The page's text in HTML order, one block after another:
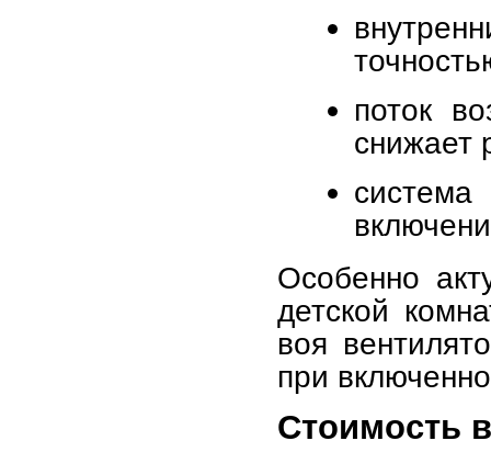
поток
снижает
Особенно
детской
воя
при
Стоимость